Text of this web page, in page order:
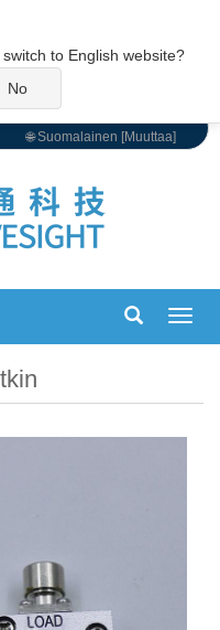
🌐 Suomalainen [Muuttaa]
to English website?
No